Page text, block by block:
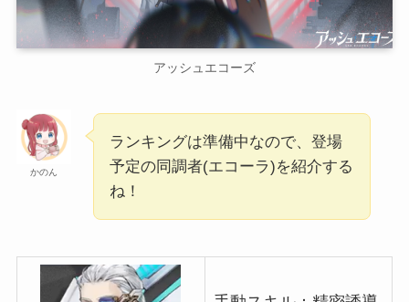
アッシュエコーズ
かのん
ランキングは準備中なので、登場
予定の同調者(エコーラ)を紹介する
ね！